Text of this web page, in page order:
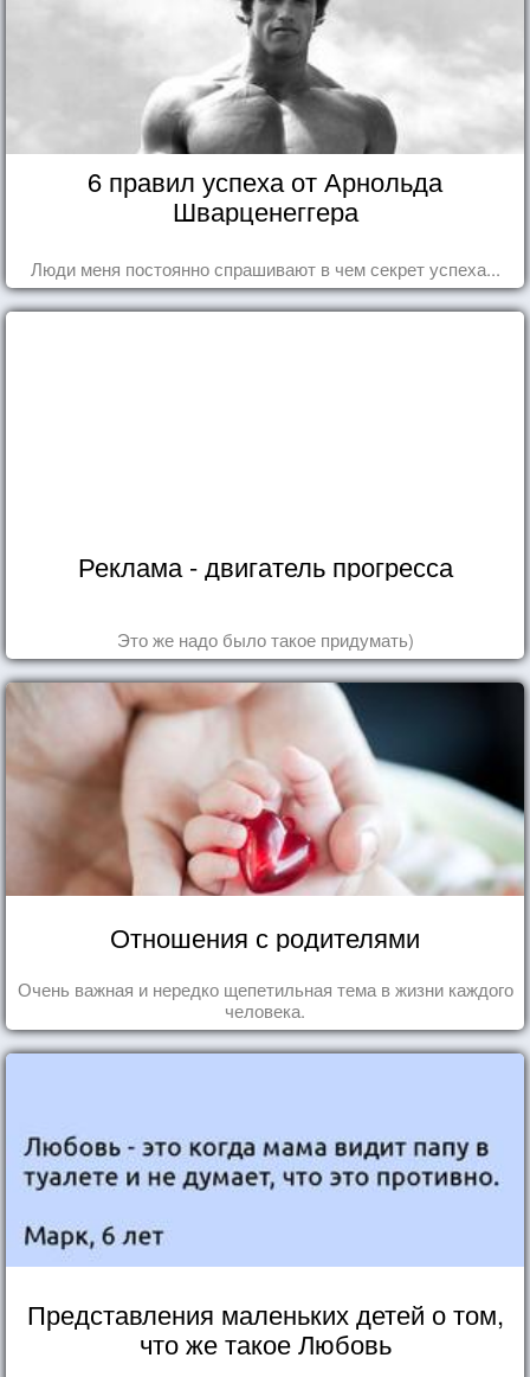
6 правил успеха от Арнольда
Шварценеггера
Люди меня постоянно спрашивают в чем секрет успеха...
Реклама - двигатель прогресса
Это же надо было такое придумать)
Отношения с родителями
Очень важная и нередко щепетильная тема в жизни каждого
человека.
Представления маленьких детей о том,
что же такое Любовь